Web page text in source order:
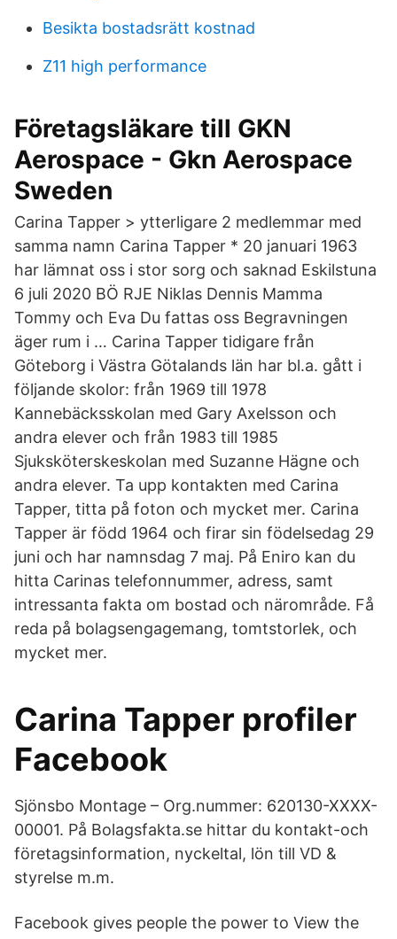
Besikta bostadsrätt kostnad
Z11 high performance
Företagsläkare till GKN
Aerospace - Gkn Aerospace
Sweden
Carina Tapper > ytterligare 2 medlemmar med
samma namn Carina Tapper * 20 januari 1963
har lämnat oss i stor sorg och saknad Eskilstuna
6 juli 2020 BÖ RJE Niklas Dennis Mamma
Tommy och Eva Du fattas oss Begravningen
äger rum i … Carina Tapper tidigare från
Göteborg i Västra Götalands län har bl.a. gått i
följande skolor: från 1969 till 1978
Kannebäcksskolan med Gary Axelsson och
andra elever och från 1983 till 1985
Sjuksköterskeskolan med Suzanne Hägne och
andra elever. Ta upp kontakten med Carina
Tapper, titta på foton och mycket mer. Carina
Tapper är född 1964 och firar sin födelsedag 29
juni och har namnsdag 7 maj. På Eniro kan du
hitta Carinas telefonnummer, adress, samt
intressanta fakta om bostad och närområde. Få
reda på bolagsengagemang, tomtstorlek, och
mycket mer.
Carina Tapper profiler
Facebook
Sjönsbo Montage – Org.nummer: 620130-XXXX-
00001. På Bolagsfakta.se hittar du kontakt-och
företagsinformation, nyckeltal, lön till VD &
styrelse m.m.
Facebook gives people the power to View the